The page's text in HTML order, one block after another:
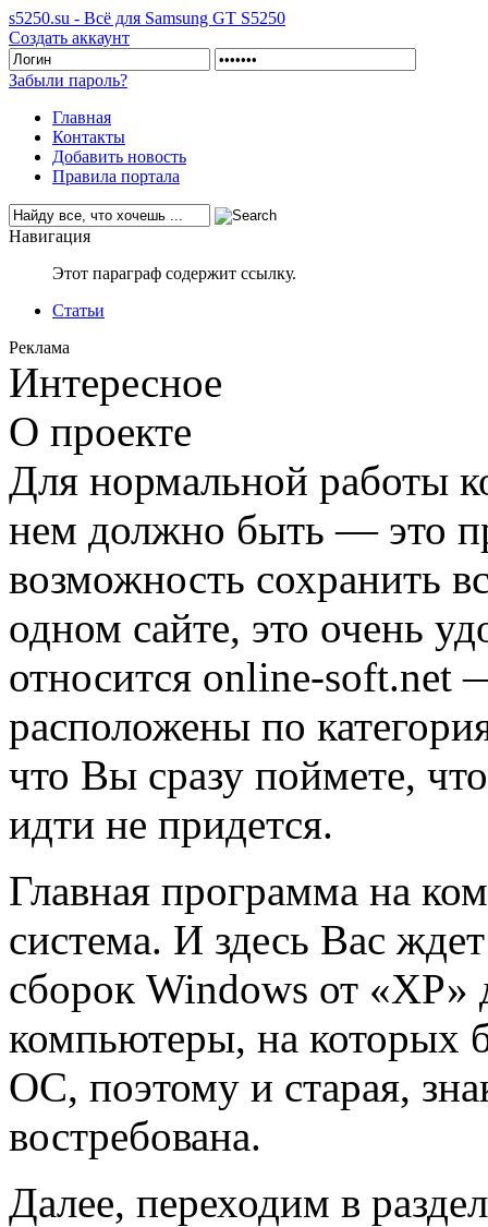
s5250.su - Всё для Samsung GT S5250
Создать аккаунт
Забыли пароль?
Главная
Контакты
Добавить новость
Правила портала
Навигация
Этот параграф содержит ссылку.
Статьи
Реклама
Интересное
О проекте
Для нормальной работы
нем должно быть — это
возможность сохранить
одном сайте, это очень
относится online-soft.net
расположены по
что Вы сразу поймете,
идти не придется.
Главная программа на
система. И здесь Вас
сборок Windows от «ХР»
компьютеры, на которых
ОС, поэтому и старая,
востребована.
Далее, переходим в